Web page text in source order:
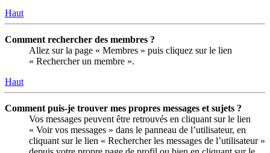
Haut
Comment rechercher des membres ?
Allez sur la page « Membres » puis cliquez sur le lien
« Rechercher un membre ».
Haut
Comment puis-je trouver mes propres messages et sujets ?
Vos messages peuvent être retrouvés en cliquant sur le lien
« Voir vos messages » dans le panneau de l’utilisateur, en
cliquant sur le lien « Rechercher les messages de l’utilisateur »